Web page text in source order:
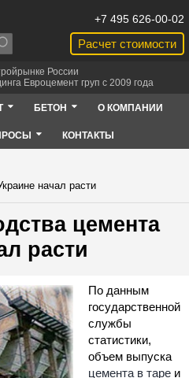
Расчет стоимости
+7 495 626-00-02
России
Евроцемент груп с 2009 года
БЕТОН О КОМПАНИИ
КОНТАКТЫ
начал расти
цемента
расти
По данным
государственной
службы
статистики,
объем выпуска
цемента в таре и